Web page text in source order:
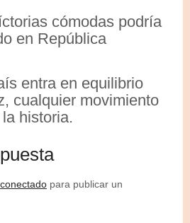
cómodas podría
en República
entra en equilibrio
cualquier movimiento
historia.
conectado para publicar un